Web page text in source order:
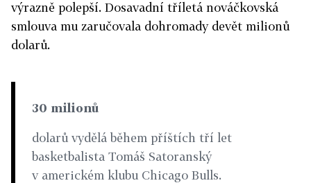
výrazně polepší. Dosavadní tříletá nováčkovská
smlouva mu zaručovala dohromady devět milionů
dolarů.
30 milionů
dolarů vydělá během příštích tří let
basketbalista Tomáš Satoranský
v americkém klubu Chicago Bulls.